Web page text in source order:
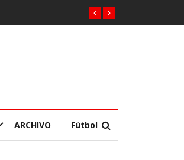
ARCHIVO Fútbol